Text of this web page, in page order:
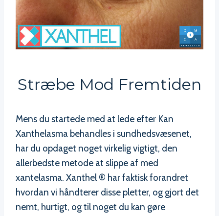
Stræbe Mod Fremtiden
Mens du startede med at lede efter Kan
Xanthelasma behandles i sundhedsvæsenet,
har du opdaget noget virkelig vigtigt, den
allerbedste metode at slippe af med
xantelasma. Xanthel ® har faktisk forandret
hvordan vi håndterer disse pletter, og gjort det
nemt, hurtigt, og til noget du kan gøre